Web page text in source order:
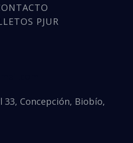
PJUR
33, Concepción, Biobío,